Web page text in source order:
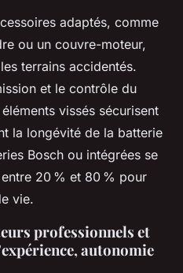
adaptés, comme
ou un couvre-moteur,
terrains accidentés.
et le contrôle du
vissés sécurisent
la longévité de la batterie
Bosch ou intégrées se
20 % et 80 % pour
vie.
professionnels et
autonomie